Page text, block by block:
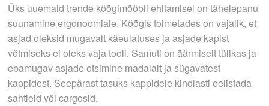
Üks uuemaid trende köögimööbli ehitamisel on tähelepanu
suunamine ergonoomiale. Köögis toimetades on vajalik, et
asjad oleksid mugavalt käeulatuses ja asjade kapist
võtmiseks ei oleks vaja tooli. Samuti on äärmiselt tülikas ja
ebamugav asjade otsimine madalalt ja sügavatest
kappidest. Seepärast tasuks kappidele kindlasti eelistada
sahtleid või cargosid.